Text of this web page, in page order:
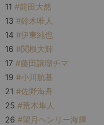
11 #前田大然
13 #鈴木唯人
14 #伊東純也
16 #関根大輝
17 #藤田譲瑠チマ
19 #小川航基
21 #佐野海舟
25 #荒木隼人
26 #望月ヘンリー海輝